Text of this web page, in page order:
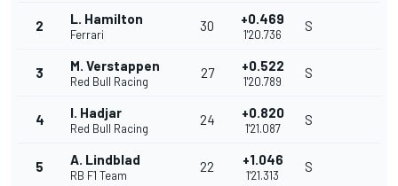
2 L. Hamilton
Ferrari
30 +0.469
1'20.736
S
3 M. Verstappen
Red Bull Racing
27 +0.522
1'20.789
S
4 I. Hadjar
Red Bull Racing
24 +0.820
1'21.087
S
5 A. Lindblad
RB F1 Team
22 +1.046
1'21.313
S